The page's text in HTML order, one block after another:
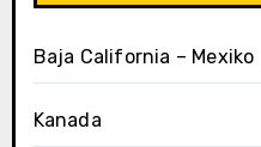
Baja California – Mexiko
Kanada